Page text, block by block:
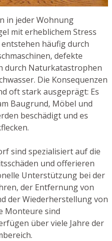
in jeder Wohnung
mit erheblichem Stress
häufig durch
defekte
durch Naturkatastrophen
Die Konsequenzen
oft stark ausgeprägt: Es
Baugrund, Möbel und
beschädigt und es
sind spezialisiert auf die
und offerieren
Unterstützung bei der
der Entfernung von
der Wiederherstellung von
Monteure sind
über viele Jahre der